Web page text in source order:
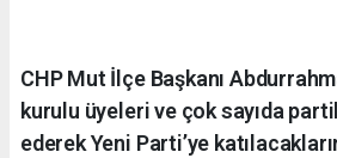
CHP Mut İlçe Başkanı
kurulu üyeleri ve çok sayıda
ederek Yeni Parti’ye